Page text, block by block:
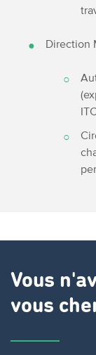
Direction
Vous
vous